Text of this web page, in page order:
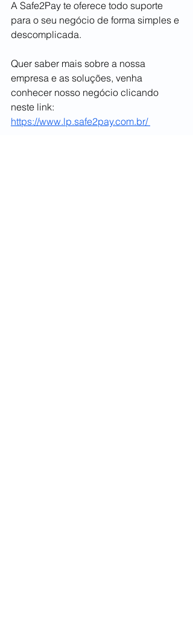
A Safe2Pay te oferece todo suporte
para o seu negócio de forma simples e
descomplicada.
Quer saber mais sobre a nossa
empresa e as soluções, venha
conhecer nosso negócio clicando
neste link:
https://www.lp.safe2pay.com.br/